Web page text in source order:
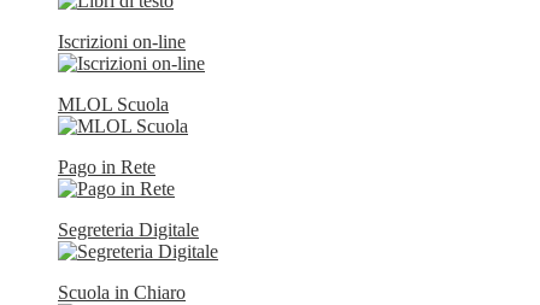
Iscrizioni on-line
MLOL Scuola
Pago in Rete
Segreteria Digitale
Scuola in Chiaro